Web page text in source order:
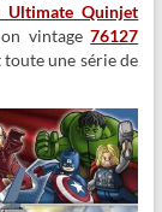
Ultimate Quinjet
vintage76127
une série de